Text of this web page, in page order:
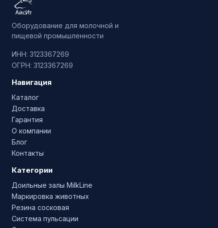
Оборудование для молочной и
пищевой промышленности
ИНН: 3123367269
ОГРН: 3123367269
Навигация
Каталог
Доставка
Гарантия
О компании
Блог
Контакты
Категории
Доильные залы MilkLine
Маркировка животных
Резина сосковая
Система пульсации